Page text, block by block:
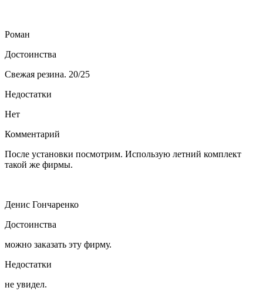
Роман
Достоинства
Свежая резина. 20/25
Недостатки
Нет
Комментарий
После установки посмотрим. Использую летний комплект
такой же фирмы.
Денис Гончаренко
Достоинства
можно заказать эту фирму.
Недостатки
не увидел.